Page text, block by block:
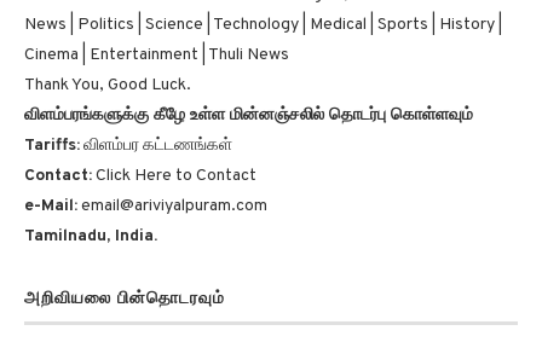
News | Politics | Science | Technology | Medical | Sports | History |
Cinema | Entertainment | Thuli News
Thank You, Good Luck.
விளம்பரங்களுக்கு கீழே உள்ள மின்னஞ்சலில் தொடர்பு கொள்ளவும்
Tariffs: விளம்பர கட்டணங்கள்
Contact: Click Here to Contact
e-Mail: email@ariviyalpuram.com
Tamilnadu, India.
அறிவியலை பின்தொடரவும்